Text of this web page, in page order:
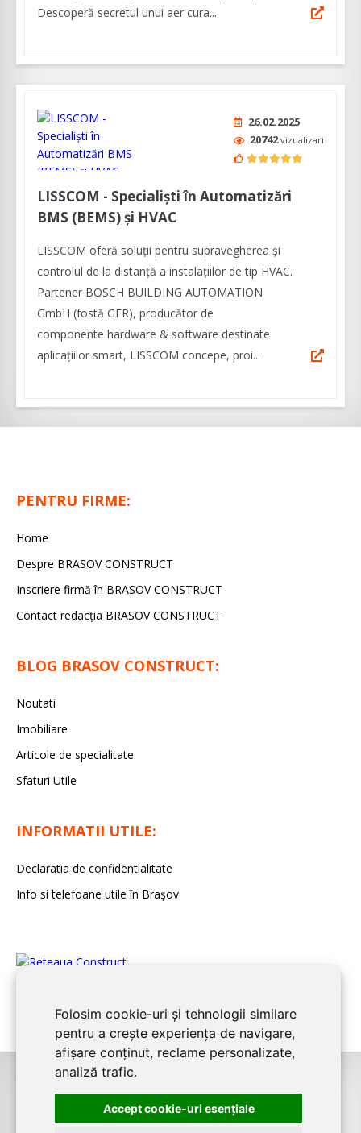
Folosim cookie-uri și tehnologii similare
pentru a crește experiența de navigare,
afișare conținut, reclame personalizate,
analiză trafic.
Accept cookie-uri esenţiale
Descoperă secretul unui aer cura...
26.02.2025
20742vizualizari
LISSCOM - Specialiști în Automatizări
BMS (BEMS) și HVAC
LISSCOM oferă soluții pentru supravegherea și
controlul de la distanță a instalațiilor de tip HVAC.
Partener BOSCH BUILDING AUTOMATION
GmbH (fostă GFR), producător de
componente hardware & software destinate
aplicațiilor smart, LISSCOM concepe, proi...
PENTRU FIRME:
Home
Despre BRASOV CONSTRUCT
Inscriere firmă în BRASOV CONSTRUCT
Contact redacţia BRASOV CONSTRUCT
BLOG BRASOV CONSTRUCT:
Noutati
Imobiliare
Articole de specialitate
Sfaturi Utile
INFORMATII UTILE:
Declaratia de confidentialitate
Info si telefoane utile în Braşov
©2008-2026BRASOV CONSTRUCTeste un serviciu de promovare online
pentru firme. Proiect digital dezvoltat deLIVE COMMUNICATIONS SRL